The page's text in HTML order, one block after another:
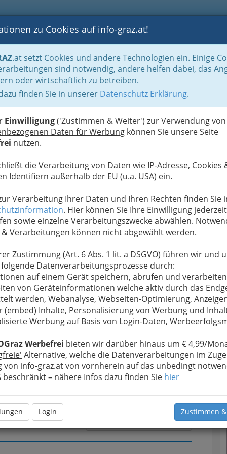
BLOGS FOTOS GASTRONOMIE BRANCHEN
zu Cookies auf info-graz.at!
.at setzt Cookies und andere Technologien ein. Einige
sind notwendig, andere helfen dabei, das
oder wirtschaftlich zu betreiben.
finden Sie in unserer Datenschutz Erklärung.
Einwilligung('Zustimmen & Weiter') zur Verwendung von
Daten für Werbung können Sie unsere Seite
nutzen.
die Verarbeitung von Daten wie IP-Adresse, Cookies
Identifiern außerhalb der EU (u.a. USA) ein.
Verarbeitung Ihrer Daten und Ihren Rechten finden Sie
. Hier können Sie Ihre Einwilligung jederzeit
sowie einzelne Verarbeitungszwecke abwählen.
& Verarbeitungen können nicht abgewählt werden.
Zustimmung (Art. 6 Abs. 1 lit. a DSGVO) führen wir und
Datenverarbeitungsprozesse durch:
auf einem Gerät speichern, abrufen und
von Geräteinformationen welche aktiv durch das
werden, Webanalyse, Webseiten-Optimierung,
(embed) Inhalte, Personalisierung von Werbung und
Werbung auf Basis von Login-Daten,
Werbefrei bieten wir darüber hinaus um € 4,99/
Alternative, welche die Datenverarbeitungen im
von info-graz.at von vornherein auf das unbedingt
beschränkt – nähere Infos dazu finden Sie hier
Login Zustimmen
- SCHIFF
bewahren, verwenden wir an dieser Stelle zur
Ihre Nachricht wird nach dem Absenden
GmbH weitergeleitet.
Meine Nachricht
Meine Nachricht senden